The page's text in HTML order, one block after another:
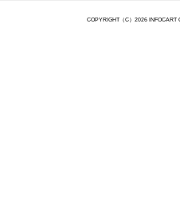
COPYRIGHT（C）2026 INFOCART